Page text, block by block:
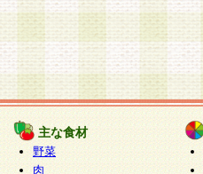
主な食材
野菜
肉